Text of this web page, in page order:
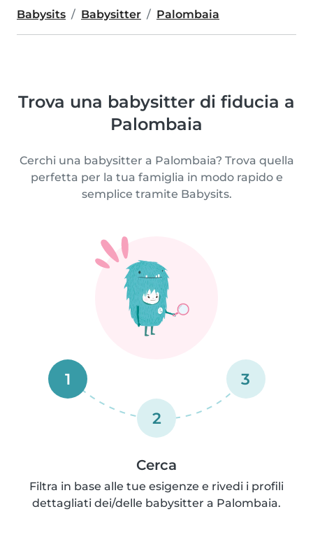
Babysits Babysitter Palombaia
Trova una babysitter di fiducia a
Palombaia
Cerchi una babysitter a Palombaia? Trova quella
perfetta per la tua famiglia in modo rapido e
semplice tramite Babysits.
1
2
3
Cerca
Filtra in base alle tue esigenze e rivedi i profili
dettagliati dei/delle babysitter a Palombaia.